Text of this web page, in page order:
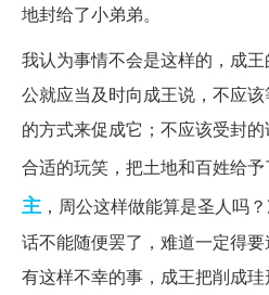
地封给了小弟弟。
我认为事情不会是这样的，成
公就应当及时向成王说，不应
的方式来促成它；不应该受封
合适的玩笑，把土地和百姓给
主 ，周公这样做能算是圣人吗
话不能随便罢了，难道一定得
有这样不幸的事，成王把削成